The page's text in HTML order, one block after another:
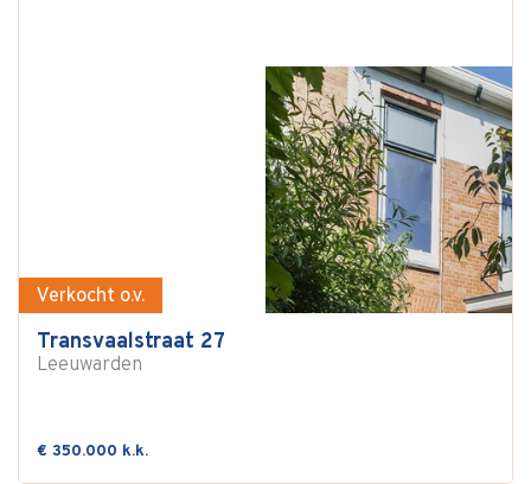
Verkocht o.v.
Transvaalstraat 27
Leeuwarden
€ 350.000 k.k.